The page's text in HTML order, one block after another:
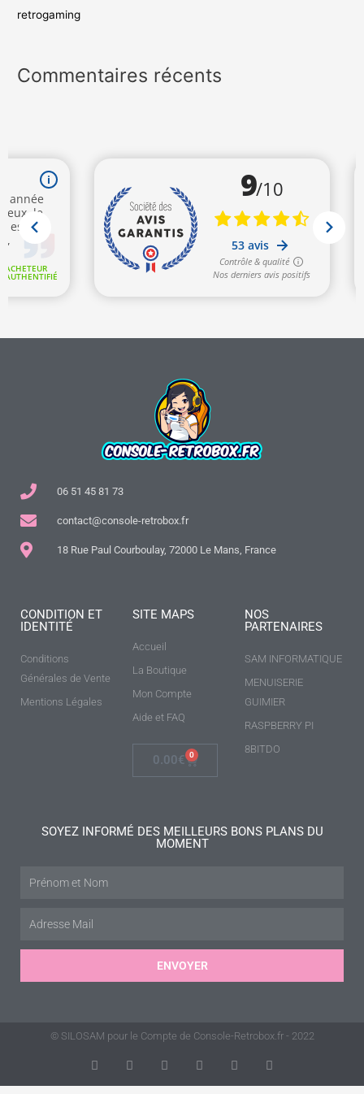
retrogaming
Commentaires récents
06 51 45 81 73
contact@console-retrobox.fr
18 Rue Paul Courboulay, 72000 Le Mans, France
CONDITION ET
IDENTITÉ
Conditions
Générales de Vente
Mentions Légales
SITE MAPS
Accueil
La Boutique
Mon Compte
Aide et FAQ
0.00€ 0
NOS
PARTENAIRES
SAM INFORMATIQUE
MENUISERIE
GUIMIER
RASPBERRY PI
8BITDO
SOYEZ INFORMÉ DES MEILLEURS BONS PLANS DU
MOMENT
ENVOYER
© SILOSAM pour le Compte de Console-Retrobox.fr - 2022